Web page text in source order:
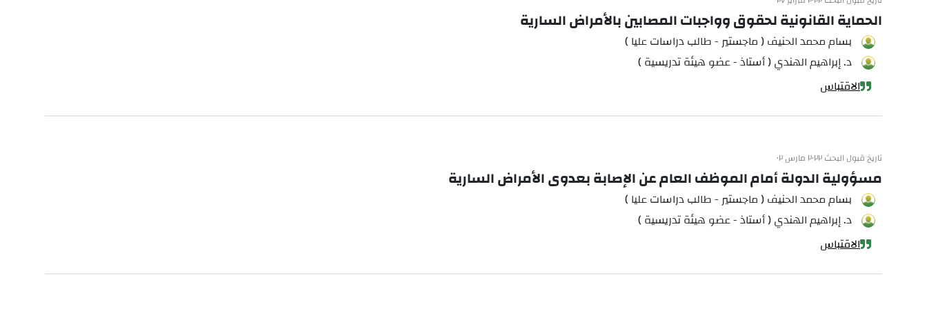
الحماية القانونية لحقوق وواجبات المصابين بالأمراض السارية
بسام محمد الحنيف ( ماجستير - طالب دراسات عليا )
د. إبراهيم الهندي ( أستاذ - عضو هيئة تدريسية )
الاقتباس
تاريخ قبول البحث ٢٠٢٢ مارس ٠٢
مسؤولية الدولة أمام الموظف العام عن الإصابة بعدوى الأمراض السارية
بسام محمد الحنيف ( ماجستير - طالب دراسات عليا )
د. إبراهيم الهندي ( أستاذ - عضو هيئة تدريسية )
الاقتباس